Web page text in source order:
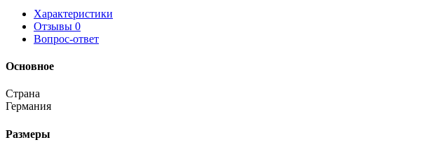
Характеристики
Отзывы 0
Вопрос-ответ
Основное
Страна
Германия
Размеры